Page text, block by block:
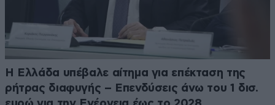
Η Ελλάδα υπέβαλε αίτημα για επέκταση της
ρήτρας διαφυγής – Επενδύσεις άνω του 1 δισ.